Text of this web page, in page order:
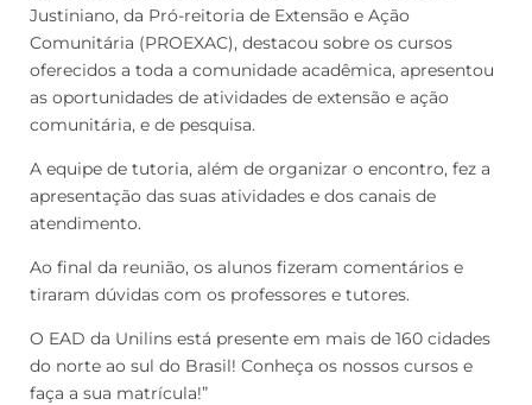
Justiniano, da Pró-reitoria de Extensão e Ação
Comunitária (PROEXAC), destacou sobre os cursos
oferecidos a toda a comunidade acadêmica, apresentou
as oportunidades de atividades de extensão e ação
comunitária, e de pesquisa.
A equipe de tutoria, além de organizar o encontro, fez a
apresentação das suas atividades e dos canais de
atendimento.
Ao final da reunião, os alunos fizeram comentários e
tiraram dúvidas com os professores e tutores.
O EAD da Unilins está presente em mais de 160 cidades
do norte ao sul do Brasil! Conheça os nossos cursos e
faça a sua matrícula!”